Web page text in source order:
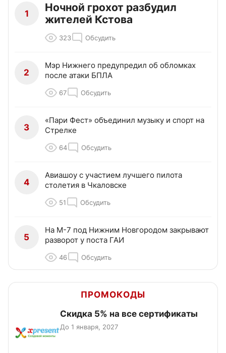
1
Ночной грохот разбудил
жителей Кстова
323 Обсудить
2
Мэр Нижнего предупредил об обломках
после атаки БПЛА
67 Обсудить
3
«Пари Фест» объединил музыку и спорт на
Стрелке
64 Обсудить
4
Авиашоу с участием лучшего пилота
столетия в Чкаловске
51 Обсудить
5
На М-7 под Нижним Новгородом закрывают
разворот у поста ГАИ
46 Обсудить
ПРОМОКОДЫ
Скидка 5% на все сертификаты
До 1 января, 2027